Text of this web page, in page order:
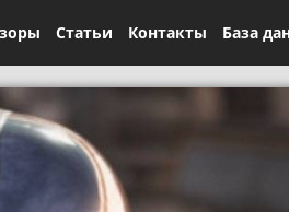
Статьи Контакты База